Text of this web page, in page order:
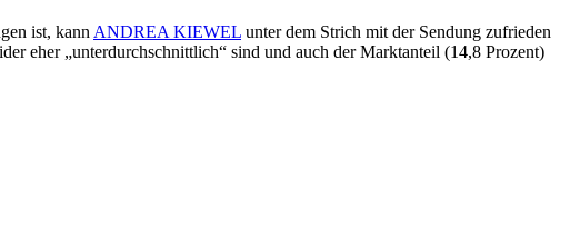
ist, kann ANDREA KIEWEL unter dem Strich mit der Sendung zufrieden
eher „unterdurchschnittlich“ sind und auch der Marktanteil (14,8 Prozent)